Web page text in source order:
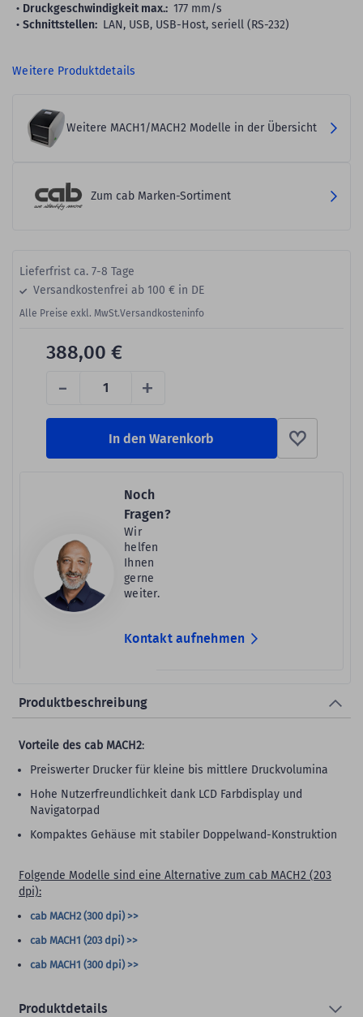
Druckgeschwindigkeit max.: 177 mm/s
Schnittstellen: LAN, USB, USB-Host, seriell (RS-232)
Weitere Produktdetails
Weitere MACH1/MACH2 Modelle in der Übersicht
Zum cab Marken-Sortiment
Lieferfrist ca. 7-8 Tage
Versandkostenfrei ab 100 € in DE
Alle Preise exkl. MwSt.Versandkosteninfo
- +
388,00 €
In den Warenkorb
Noch
Fragen?
Wir
helfen
Ihnen
gerne
weiter.
Kontakt aufnehmen
Produktbeschreibung
Vorteile des cab MACH2:
Preiswerter Drucker für kleine bis mittlere Druckvolumina
Hohe Nutzerfreundlichkeit dank LCD Farbdisplay und
Navigatorpad
Kompaktes Gehäuse mit stabiler Doppelwand-Konstruktion
Folgende Modelle sind eine Alternative zum cab MACH2 (203
dpi):
cab MACH2 (300 dpi) >>
cab MACH1 (203 dpi) >>
cab MACH1 (300 dpi) >>
Produktdetails